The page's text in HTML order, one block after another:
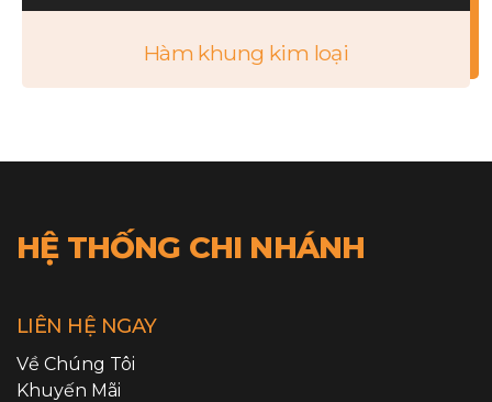
Hàm khung kim loại
HỆ THỐNG CHI NHÁNH
LIÊN HỆ NGAY
Về Chúng Tôi
Khuyến Mãi